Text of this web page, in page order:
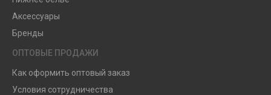
Аксессуары
Бренды
ОПТОВЫЕ ПРОДАЖИ
Как оформить оптовый заказ
Условия сотрудничества